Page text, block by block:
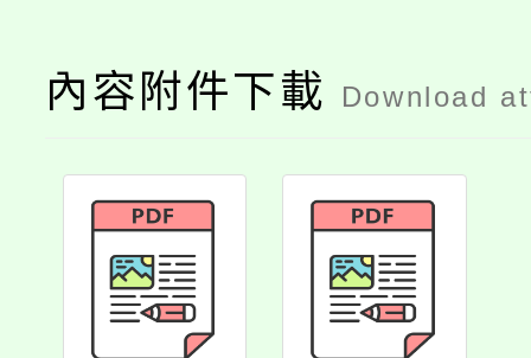
內容附件下載 Download